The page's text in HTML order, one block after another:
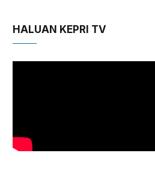
HALUAN KEPRI TV